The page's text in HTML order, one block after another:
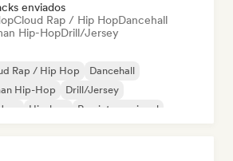
enviados
Cloud Rap / Hip HopDancehall
Hip-HopDrill/Jersey
Rap / Hip Hop
Dancehall
Hip-Hop
Drill/Jersey
Hip-hop Rap internacional